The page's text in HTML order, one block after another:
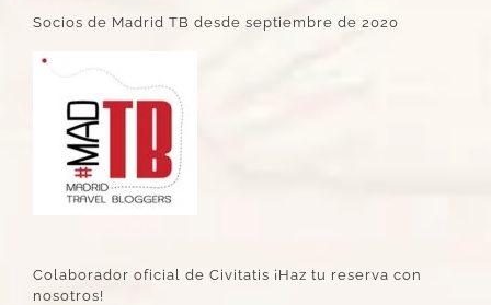
Socios de Madrid TB desde septiembre de 2020
Colaborador oficial de Civitatis ¡Haz tu reserva con
nosotros!